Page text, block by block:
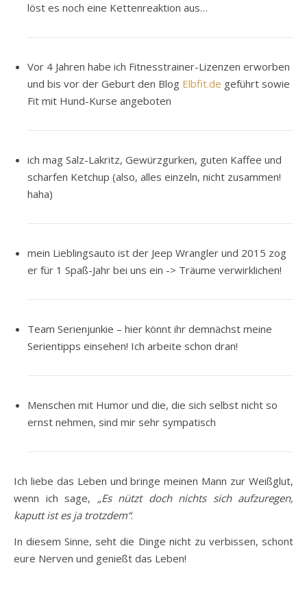
löst es noch eine Kettenreaktion aus…
Vor 4 Jahren habe ich Fitnesstrainer-Lizenzen erworben
und bis vor der Geburt den Blog Elbfit.de geführt sowie
Fit mit Hund-Kurse angeboten
ich mag Salz-Lakritz, Gewürzgurken, guten Kaffee und
scharfen Ketchup (also, alles einzeln, nicht zusammen!
haha)
mein Lieblingsauto ist der Jeep Wrangler und 2015 zog
er für 1 Spaß-Jahr bei uns ein -> Träume verwirklichen!
Team Serienjunkie – hier könnt ihr demnächst meine
Serientipps einsehen! Ich arbeite schon dran!
Menschen mit Humor und die, die sich selbst nicht so
ernst nehmen, sind mir sehr sympatisch
Ich liebe das Leben und bringe meinen Mann zur Weißglut,
wenn ich sage, „Es nützt doch nichts sich aufzuregen,
kaputt ist es ja trotzdem“.
In diesem Sinne, seht die Dinge nicht zu verbissen, schont
eure Nerven und genießt das Leben!